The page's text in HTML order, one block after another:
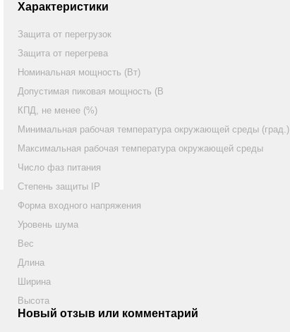
Характеристики
Защита от перегрузок
Защита от перегрева
Номинальная мощность (Вт)
Допустимая пиковая мощность (В
КПД, не менее (%)
Минимальная рабочая температура окружающей среды (град.)
Максимальная рабочая температура окружающей среды
Число фаз питания
Степень защиты IP
Форма входного напряжения
Уровень шума
Вес
Длина
Ширина
Высота
Новый отзыв или комментарий